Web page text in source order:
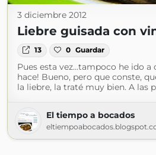
3 diciembre 2012
Liebre guisada con
13 0 Guardar
Pues esta vez...tampoco he ido a
hace! Bueno, pero que conste,
la liebre, la traté muy bien. A las
El tiempo a bocados